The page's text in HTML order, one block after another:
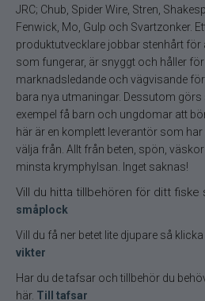
JRC; Chub, Spider Wire, Stren,
Fenwick, Mo, Gulp och Svartzonker.
produktutvecklare jobbar stenhårt för
som fungerar, är snyggt och håller
marknadsledande och vägvisande
bara nya utmaningar. Dessutom görs
exempel få barn och ungdomar att
här är en komplett leverantör som
välja från. Allt från beten, spön,
minsta krymphylsan. Inget saknas!
Vill du hitta tillbehören för ditt fiske
småplock
Vill du få ner betet lite djupare så klicka
vikter
Har du de tafsar och tillbehör du
här. Till tafsar